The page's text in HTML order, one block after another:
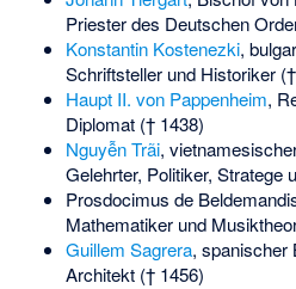
Priester des Deutschen
Konstantin Kostenezki,
Schriftsteller und Historiker
Haupt II. von Pappenheim,
Diplomat († 1438)
Nguyễn Trãi,
Gelehrter, Politiker, Stratege
Prosdocimus de
Mathematiker und
Guillem Sagrera, spanischer
Architekt († 1456)